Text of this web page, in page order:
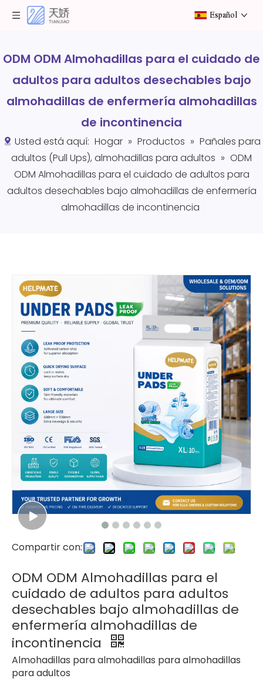
Español
ODM ODM Almohadillas para el cuidado de
adultos para adultos desechables bajo
almohadillas de enfermería almohadillas
de incontinencia
Usted está aquí: Hogar » Productos » Pañales para
adultos (Pull Ups), almohadillas para adultos » ODM
ODM Almohadillas para el cuidado de adultos para
adultos desechables bajo almohadillas de enfermería
almohadillas de incontinencia
Compartir con:
ODM ODM Almohadillas para el
cuidado de adultos para adultos
desechables bajo almohadillas de
enfermería almohadillas de
incontinencia
Almohadillas para almohadillas para almohadillas
para adultos